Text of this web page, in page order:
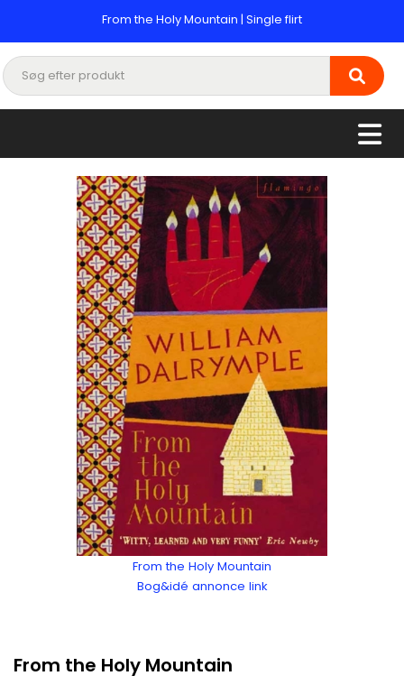
From the Holy Mountain | Single flirt
From the Holy Mountain
Bog&idé annonce link
From the Holy Mountain